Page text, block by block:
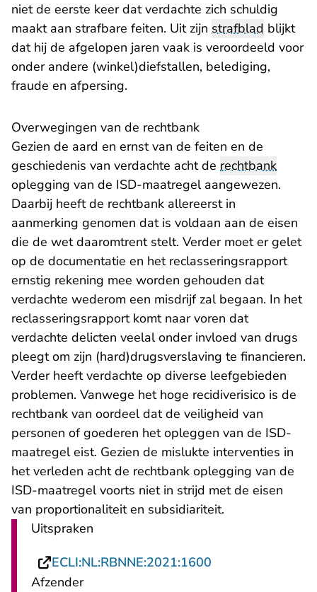
niet de eerste keer dat verdachte zich schuldig
maakt aan strafbare feiten. Uit zijn strafblad blijkt
dat hij de afgelopen jaren vaak is veroordeeld voor
onder andere (winkel)diefstallen, belediging,
fraude en afpersing.
Overwegingen van de rechtbank
Gezien de aard en ernst van de feiten en de
geschiedenis van verdachte acht de rechtbank
oplegging van de ISD-maatregel aangewezen.
Daarbij heeft de rechtbank allereerst in
aanmerking genomen dat is voldaan aan de eisen
die de wet daaromtrent stelt. Verder moet er gelet
op de documentatie en het reclasseringsrapport
ernstig rekening mee worden gehouden dat
verdachte wederom een misdrijf zal begaan. In het
reclasseringsrapport komt naar voren dat
verdachte delicten veelal onder invloed van drugs
pleegt om zijn (hard)drugsverslaving te financieren.
Verder heeft verdachte op diverse leefgebieden
problemen. Vanwege het hoge recidiverisico is de
rechtbank van oordeel dat de veiligheid van
personen of goederen het opleggen van de ISD-
maatregel eist. Gezien de mislukte interventies in
het verleden acht de rechtbank oplegging van de
ISD-maatregel voorts niet in strijd met de eisen
van proportionaliteit en subsidiariteit.
Uitspraken
ECLI:NL:RBNNE:2021:1600
Afzender